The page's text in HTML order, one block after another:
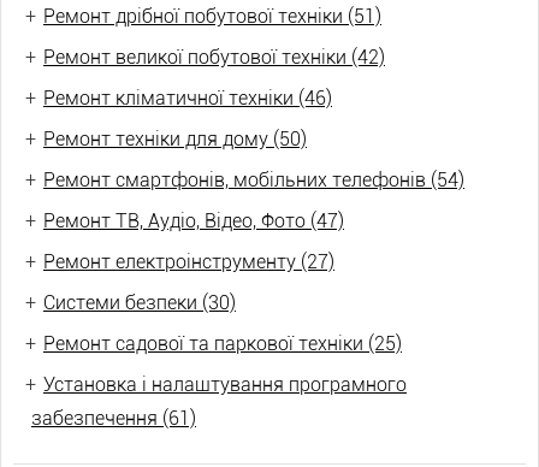
+ Ремонт дрібної побутової техніки (51)
+ Ремонт великої побутової техніки (42)
+ Ремонт кліматичної техніки (46)
+ Ремонт техніки для дому (50)
+ Ремонт смартфонів, мобільних телефонів (54)
+ Ремонт ТВ, Аудіо, Відео, Фото (47)
+ Ремонт електроінструменту (27)
+ Системи безпеки (30)
+ Ремонт садової та паркової техніки (25)
+ Установка і налаштування програмного
забезпечення (61)